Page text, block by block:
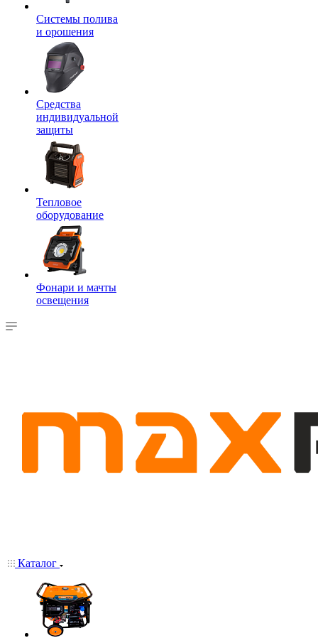
Системы полива
и орошения
Средства
индивидуальной
защиты
Тепловое
оборудование
Фонари и мачты
освещения
Каталог